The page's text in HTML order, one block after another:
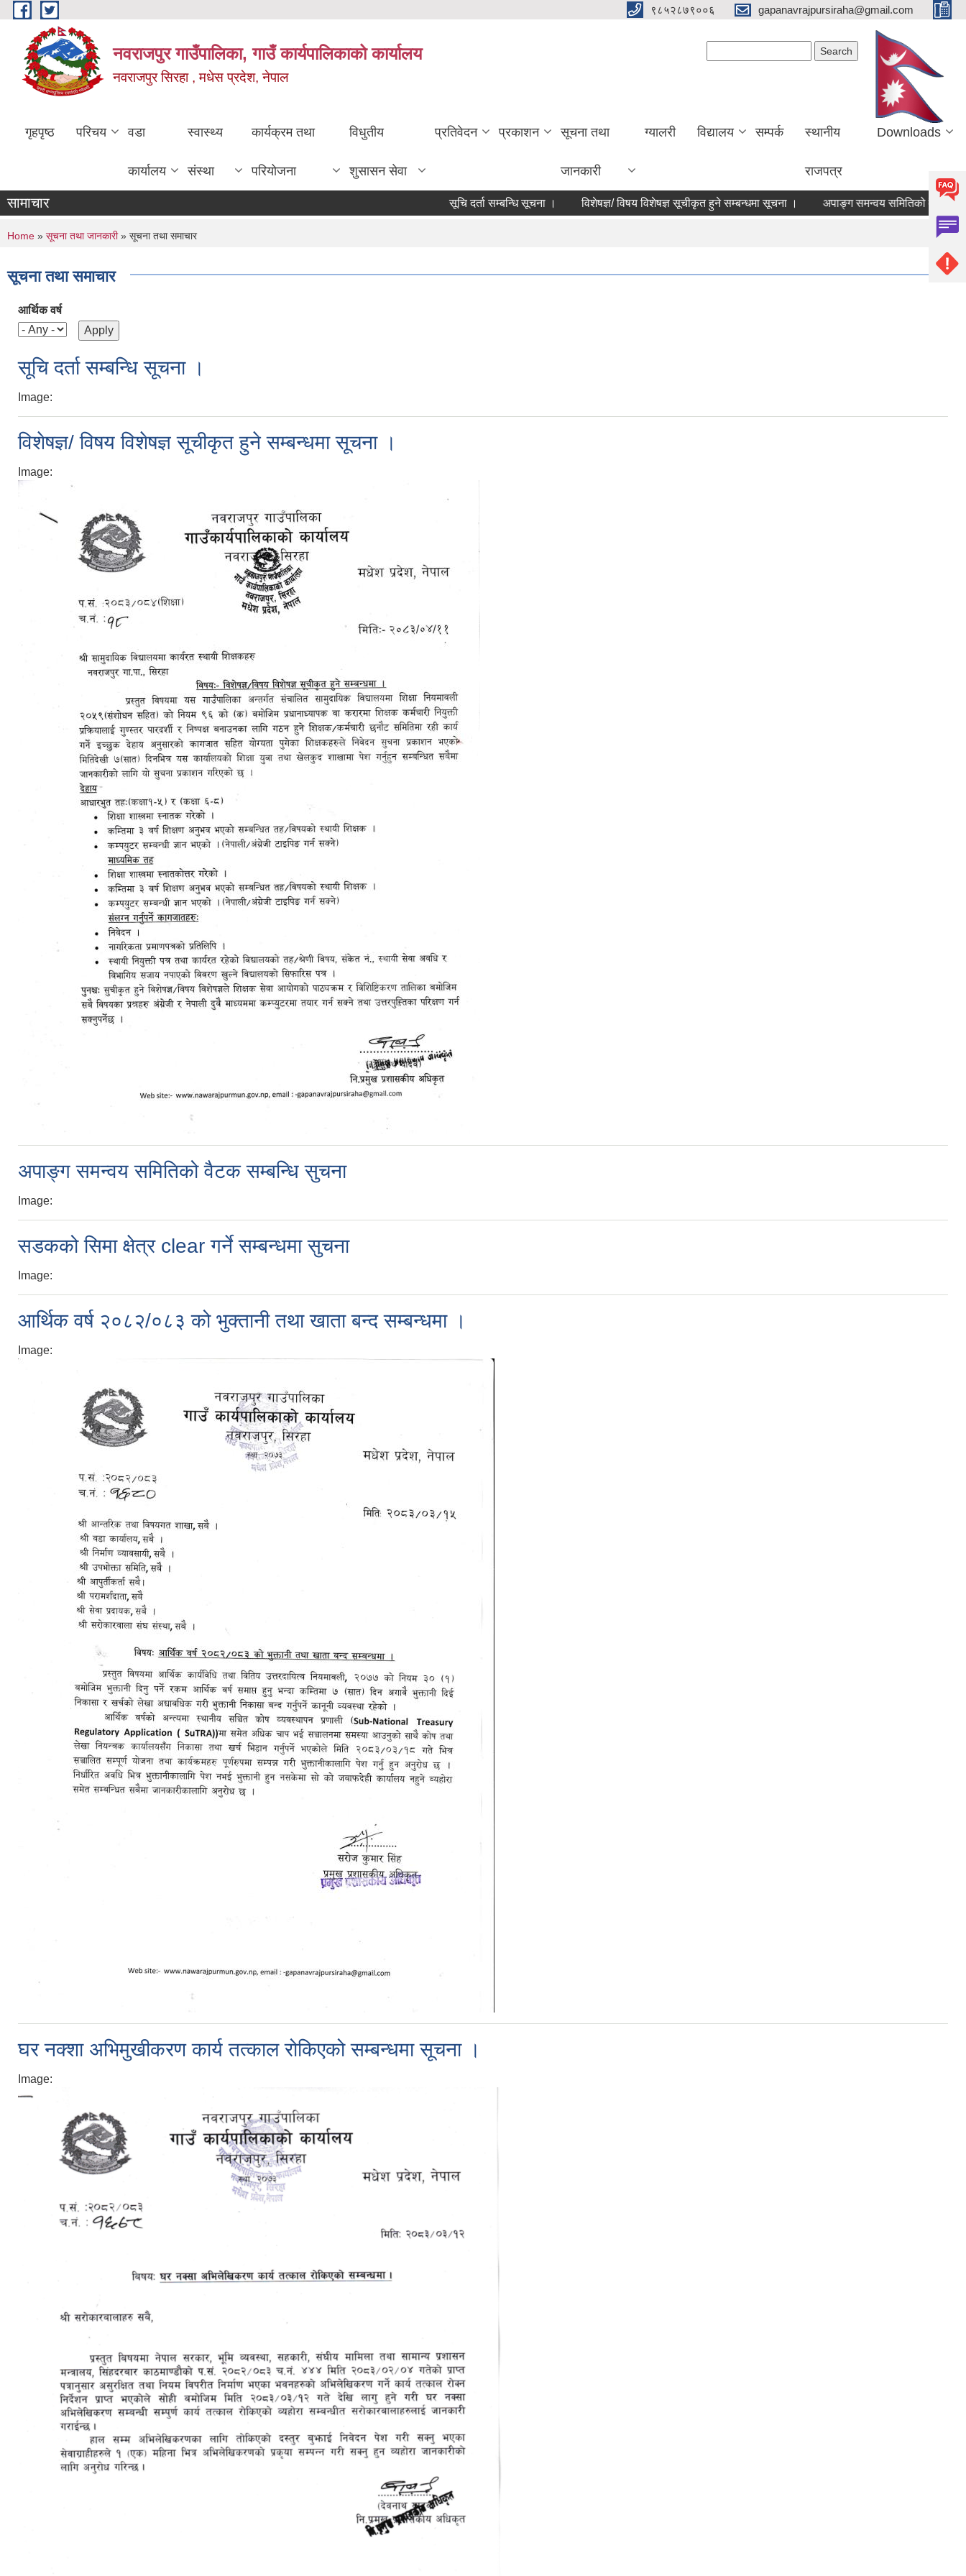
Skip to main content ९८५२८७९००६ gapanavrajpursiraha@gmail.com
नवराजपुर गाउँपालिका, गाउँ कार्यपालिकाको कार्यालय
नवराजपुर सिरहा , मधेस प्रदेश, नेपाल
गृहपृष्ठ परिचय वडा
कार्यालय
स्वास्थ्य
संस्था
कार्यक्रम तथा
परियोजना
विधुतीय
शुसासन सेवा
प्रतिवेदन प्रकाशन सूचना तथा
जानकारी
ग्यालरी विद्यालय सम्पर्क स्थानीय
राजपत्र
Downloads
सामाचार सूचि दर्ता सम्बन्धि सूचना । विशेषज्ञ/ विषय विशेषज्ञ सूचीकृत हुने सम्बन्धमा सूचना । अपाङ्ग समन्वय समितिको वैटक सम्बन्धि
You are here
Home » सूचना तथा जानकारी» सूचना तथा समाचार
सूचना तथा समाचार
आर्थिक वर्ष
सूचि दर्ता सम्बन्धि सूचना ।
Image:
विशेषज्ञ/ विषय विशेषज्ञ सूचीकृत हुने सम्बन्धमा सूचना ।
Image:
अपाङ्ग समन्वय समितिको वैटक सम्बन्धि सुचना
Image:
सडकको सिमा क्षेत्र clear गर्ने सम्बन्धमा सुचना
Image:
आर्थिक वर्ष २०८२/०८३ को भुक्तानी तथा खाता बन्द सम्बन्धमा ।
Image:
घर नक्शा अभिमुखीकरण कार्य तत्काल रोकिएको सम्बन्धमा सूचना ।
Image: